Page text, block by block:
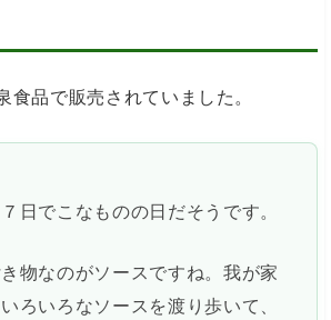
食品で販売されていました。
日でこなものの日だそうです。
物なのがソースですね。我が家
ろいろなソースを渡り歩いて、